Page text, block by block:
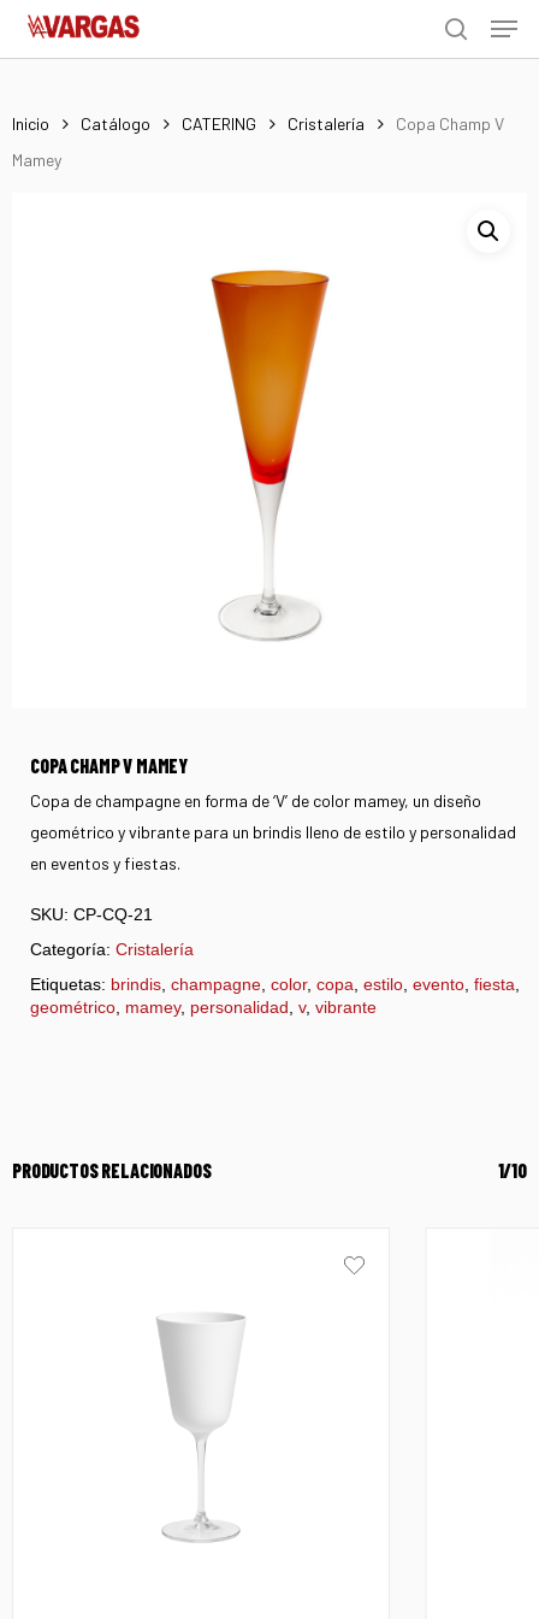
Skip
search
Menu
Inicio Catálogo CATERING Cristalería
Copa Champ V
Mamey
COPA CHAMP V MAMEY
Copa de champagne en forma de ‘V’ de color mamey, un diseño
geométrico y vibrante para un brindis lleno de estilo y personalidad
en eventos y fiestas.
SKU: CP-CQ-21
Categoría: Cristalería
Etiquetas: brindis champagne color, copa estilo evento fiesta
geométrico mamey, personalidad v, vibrante
PRODUCTOS RELACIONADOS 1/10